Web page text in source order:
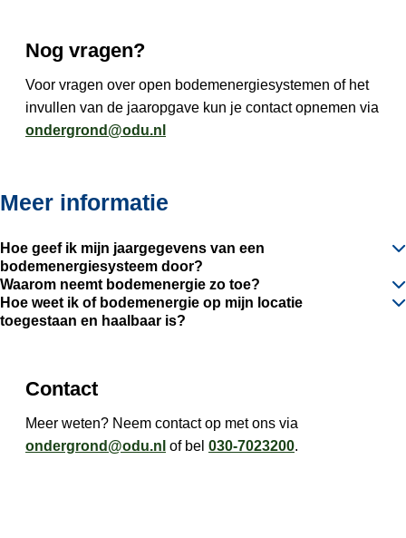
Nog vragen?
Voor vragen over open bodemenergiesystemen of het
invullen van de jaaropgave kun je contact opnemen via
ondergrond@odu.nl
Meer informatie
Hoe geef ik mijn jaargegevens van een
bodemenergiesysteem door?
Waarom neemt bodemenergie zo toe?
Hoe weet ik of bodemenergie op mijn locatie
toegestaan en haalbaar is?
Contact
Meer weten? Neem contact op met ons via
ondergrond@odu.nl of bel 030-7023200.